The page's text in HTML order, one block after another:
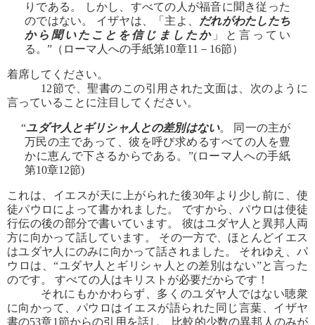
りである。 しかし、すべての人が福音に聞き従った
のではない。 イザヤは、「主よ、
だれがわたしたち
から聞いたことを信じましたか 」と言ってい
る。”（ローマ人への手紙第10章11－16節）
着席してください。
12節で、聖書のこの引用された文面は、次のように
言っていることに注目してください。
“ユダヤ人とギリシャ人との差別はない。 同一の主が
万民の主であって、彼を呼び求めるすべての人を豊
かに恵んで下さるからである。”(ローマ人への手紙
第10章12節)
これは、イエスが天に上がられた後30年より少し前に、使
徒パウロによって書かれました。 ですから、パウロは使徒
行伝の後の部分で書いています。 彼はユダヤ人と異邦人両
方に向かって話しています。 その一方で、ほとんどイエス
はユダヤ人にのみに向かって話されました。 それゆえ、パ
ウロは、“ユダヤ人とギリシャ人との差別はない”と言った
のです。 すべての人はキリストが必要だからです！
それにもかかわらず、多くのユダヤ人ではない聴衆
に向かって、パウロはイエスが語られた同じ言葉、イザヤ
書の53章1節からの引用を話し、比較的少数の異邦人のみが